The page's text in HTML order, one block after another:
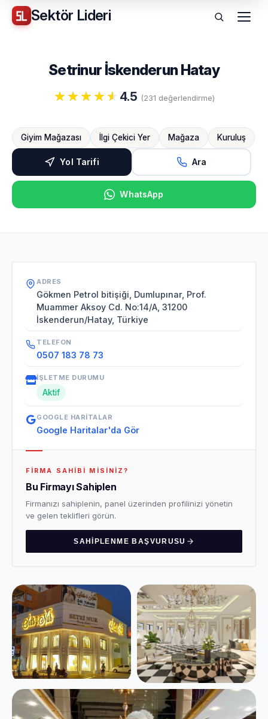
Sektör Lideri Menü
Setrinur İskenderun Hatay
4.5 (231 değerlendirme)
Giyim Mağazası İlgi Çekici Yer Mağaza Kuruluş
Yol Tarifi Ara
WhatsApp
ADRES
Gökmen Petrol bitişiği, Dumlupınar, Prof.
Muammer Aksoy Cd. No:14/A, 31200
İskenderun/Hatay, Türkiye
TELEFON
0507 183 78 73
İŞLETME DURUMU
Aktif
GOOGLE HARITALAR
Google Haritalar'da Gör
FIRMA SAHIBI MISINIZ?
Bu Firmayı Sahiplen
Firmanızı sahiplenin, panel üzerinden profilinizi yönetin
ve gelen teklifleri görün.
SAHIPLENME BAŞVURUSU